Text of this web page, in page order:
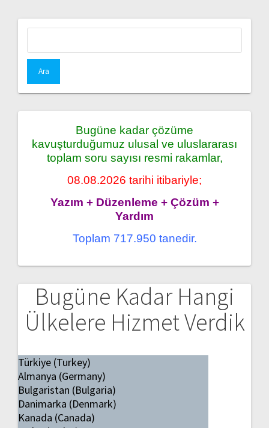
Bugüne kadar çözüme
kavuşturduğumuz ulusal ve uluslararası
toplam soru sayısı resmi rakamlar,
08.08.2026 tarihi itibariyle;
Yazım + Düzenleme + Çözüm +
Yardım
Toplam 717.950 tanedir.
Bugüne Kadar Hangi
Ülkelere Hizmet Verdik
Türkiye (Turkey)
Almanya (Germany)
Bulgaristan (Bulgaria)
Danimarka (Denmark)
Kanada (Canada)